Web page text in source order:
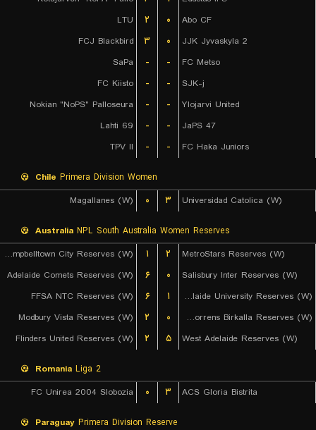
LTU
۲ ۰
Abo CF
FCJ Blackbird
۳ ۰
JJK Jyvaskyla 2
SaPa
- -
FC Metso
FC Kiisto
- -
SJK-j
Nokian "NoPS" Palloseura
- -
Ylojarvi United
Lahti 69
- -
JaPS 47
TPV II
- - FC Haka Juniors
Chile Primera Division Women
Magallanes (W)
۰ ۳ Universidad Catolica (W)
Australia NPL South Australia Women Reserves
Campbelltown City Reserves (W)
۱ ۲
MetroStars Reserves (W)
Adelaide Comets Reserves (W)
۶ ۰
Salisbury Inter Reserves (W)
FFSA NTC Reserves (W)
۶ ۱
Adelaide University Reserves (W)
Modbury Vista Reserves (W)
۲ ۰
West Torrens Birkalla Reserves (W)
Flinders United Reserves (W)
۲ ۵ West Adelaide Reserves (W)
Romania Liga 2
FC Unirea 2004 Slobozia
۰ ۳ ACS Gloria Bistrita
Paraguay Primera Division Reserve